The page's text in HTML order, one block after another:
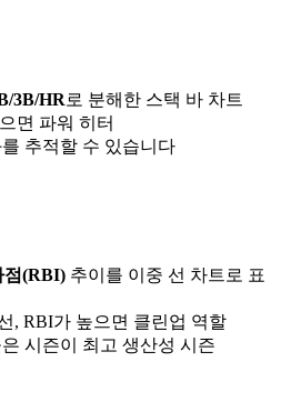
3B/HR로 분해한 스택 바 차트
면 파워 히터
추적할 수 있습니다
점(RBI) 추이를 이중 선 차트로 표
, RBI가 높으면 클린업 역할
시즌이 최고 생산성 시즌